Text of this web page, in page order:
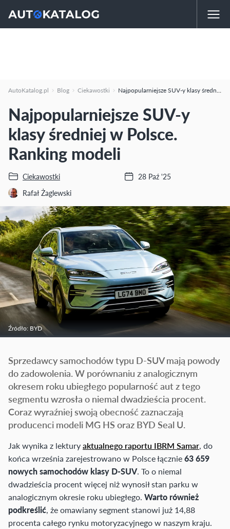
AutoKatalog.pl Blog Ciekawostki Najpopularniejsze SUV-y klasy średniej w Polsce. Ranking modeli
Najpopularniejsze SUV-y
klasy średniej w Polsce.
Ranking modeli
Ciekawostki
Rafał Żaglewski
28 Paź '25
Źródło: BYD
Sprzedawcy samochodów typu D-SUV mają powody
do zadowolenia. W porównaniu z analogicznym
okresem roku ubiegłego popularność aut z tego
segmentu wzrosła o niemal dwadzieścia procent.
Coraz wyraźniej swoją obecność zaznaczają
producenci modeli MG HS oraz BYD Seal U.
Jak wynika z lekturyaktualnego raportu IBRM Samar, do
końca września zarejestrowano w Polsce łącznie63 659
nowych samochodów klasy D-SUV. To o niemal
dwadzieścia procent więcej niż wynosił stan parku w
analogicznym okresie roku ubiegłego. Warto również
podkreślić, że omawiany segment stanowi już 14,88
procenta całego rynku motoryzacyjnego w naszym kraju.